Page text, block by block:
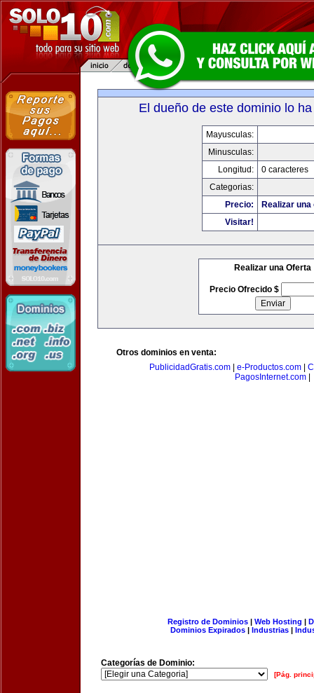
El dueño de este dominio lo
Mayusculas:
Minusculas:
Longitud:
0 caracteres
Categorias:
Precio:
Realizar
Visitar!
Realizar una Oferta
Precio Ofrecido $
Otros dominios en venta:
PublicidadGratis.com
e-Productos.com
PagosInternet.com
Registro de Dominios| Web Hosting |
Dominios Expirados | Industrias |
Categorías de Dominio:
[Pág.